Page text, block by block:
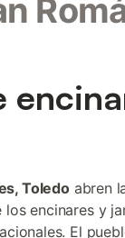
Toledoabren
encinares y
El